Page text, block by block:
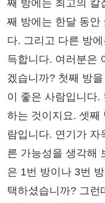
째 방에는 최고의 칼
째 방에는 한달 동안
다. 그리고 다른 방
득합니다. 여러분은
겠습니까? 첫째 방
이 좋은 사람입니다.
하는 것이지요. 셋째
람입니다. 연기가
른 가능성을 생각해
은 1번 방이나 3번
택하셨습니까? 그런